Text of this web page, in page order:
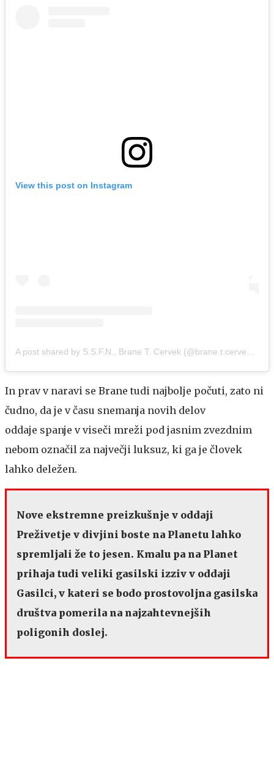
View this post on Instagram
In prav v naravi se Brane tudi najbolje počuti, zato ni
čudno, da je v času snemanja novih delov
oddaje spanje v viseči mreži pod jasnim zvezdnim
nebom označil za največji luksuz, ki ga je človek
lahko deležen.
Nove ekstremne preizkušnje v oddaji
Preživetje v divjini boste na Planetu lahko
spremljali že to jesen. Kmalu pa na Planet
prihaja tudi veliki gasilski izziv v oddaji
Gasilci, v kateri se bodo prostovoljna gasilska
društva pomerila na najzahtevnejših
poligonih doslej.